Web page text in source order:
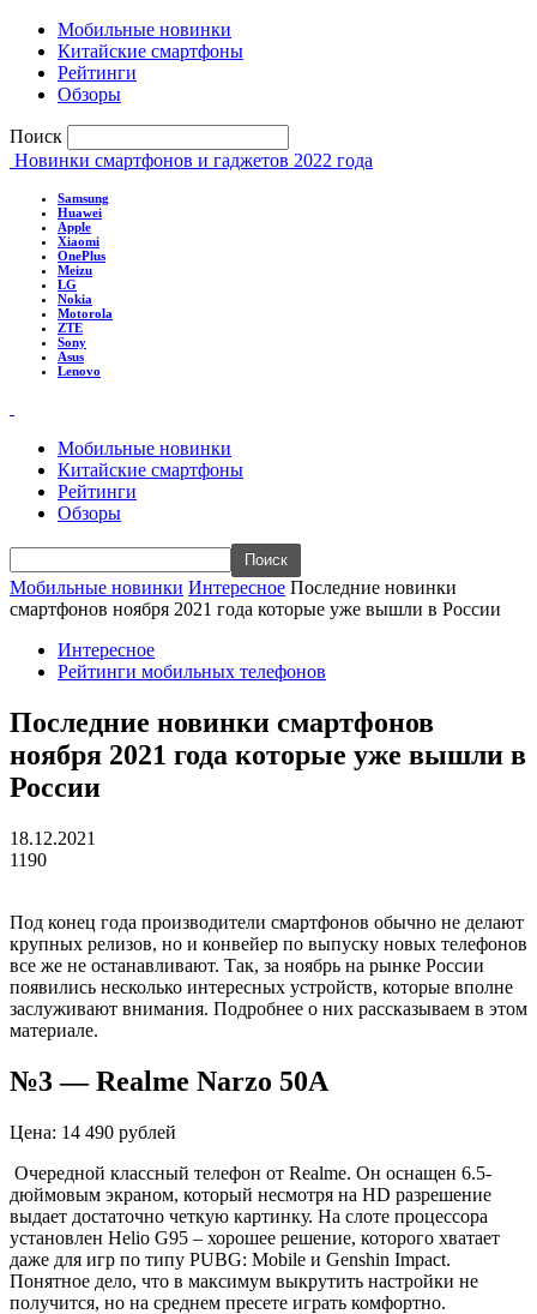
Мобильные новинки
Китайские смартфоны
Рейтинги
Обзоры
Поиск
Новинки смартфонов и гаджетов 2022 года
Samsung
Huawei
Apple
Xiaomi
OnePlus
Meizu
LG
Nokia
Motorola
ZTE
Sony
Asus
Lenovo
Мобильные новинки
Китайские смартфоны
Рейтинги
Обзоры
Мобильные новинки Интересное Последние новинки
смартфонов ноября 2021 года которые уже вышли в России
Интересное
Рейтинги мобильных телефонов
Последние новинки смартфонов
ноября 2021 года которые уже вышли в
России
18.12.2021
1190
Под конец года производители смартфонов обычно не делают
крупных релизов, но и конвейер по выпуску новых телефонов
все же не останавливают. Так, за ноябрь на рынке России
появились несколько интересных устройств, которые вполне
заслуживают внимания. Подробнее о них рассказываем в этом
материале.
№3 — Realme Narzo 50A
Цена: 14 490 рублей
Очередной классный телефон от Realme. Он оснащен 6.5-
дюймовым экраном, который несмотря на HD разрешение
выдает достаточно четкую картинку. На слоте процессора
установлен Helio G95 – хорошее решение, которого хватает
даже для игр по типу PUBG: Mobile и Genshin Impact.
Понятное дело, что в максимум выкрутить настройки не
получится, но на среднем пресете играть комфортно.